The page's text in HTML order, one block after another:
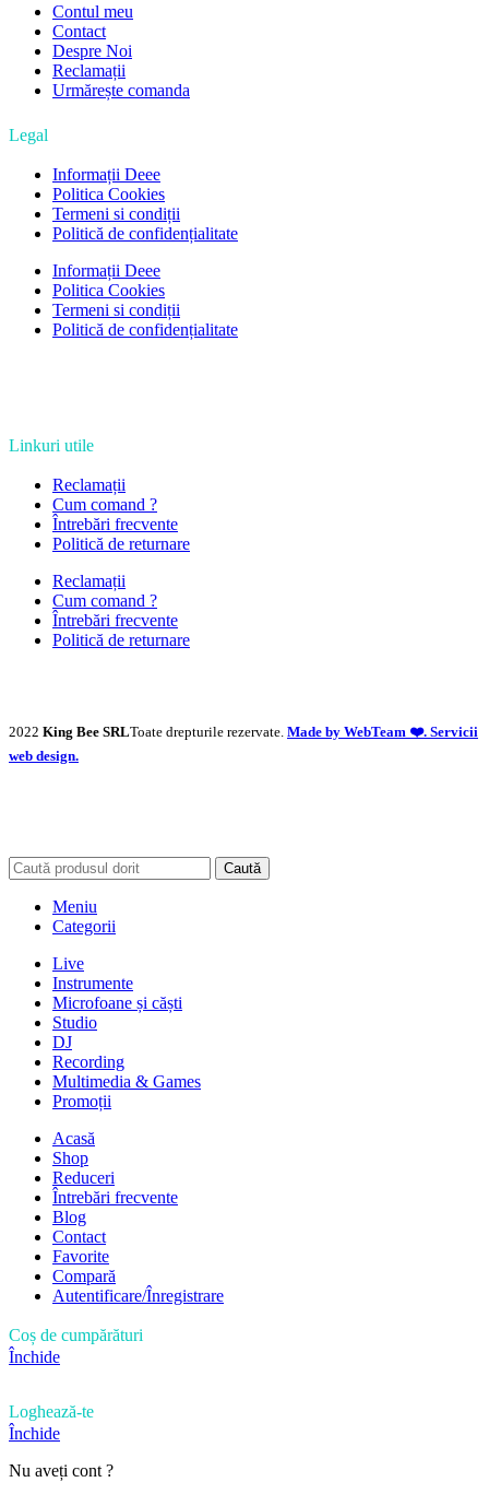
Contul meu
Contact
Despre Noi
Reclamații
Urmărește comanda
Legal
Informații Deee
Politica Cookies
Termeni si condiții
Politică de confidențialitate
Informații Deee
Politica Cookies
Termeni si condiții
Politică de confidențialitate
Linkuri utile
Reclamații
Cum comand ?
Întrebări frecvente
Politică de returnare
Reclamații
Cum comand ?
Întrebări frecvente
Politică de returnare
2022 King Bee SRLToate drepturile rezervate. Made by WebTeam ❤️. Servicii
web design.
Caută
Meniu
Categorii
Live
Instrumente
Microfoane și căști
Studio
DJ
Recording
Multimedia & Games
Promoții
Acasă
Shop
Reduceri
Întrebări frecvente
Blog
Contact
Favorite
Compară
Autentificare/Înregistrare
Coș de cumpărături
Închide
Loghează-te
Închide
Nu aveți cont ?